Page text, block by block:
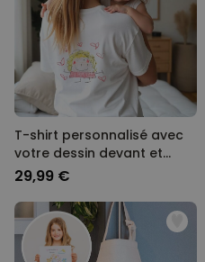
T-shirt personnalisé avec
votre dessin devant et
derrière
29,99 €